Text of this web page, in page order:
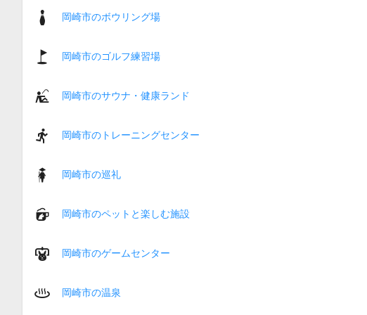
岡崎市のボウリング場
岡崎市のゴルフ練習場
岡崎市のサウナ・健康ランド
岡崎市のトレーニングセンター
岡崎市の巡礼
岡崎市のペットと楽しむ施設
岡崎市のゲームセンター
岡崎市の温泉